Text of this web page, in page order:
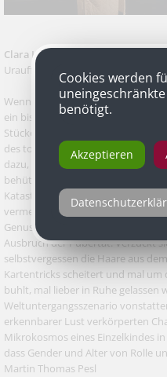
Clara Liepsch
Uraufführung, Schauspielhaus Wien
Wenn am Theater Erwachsene
ein bisschen peinlich:
Stückentwicklung „SHTF“ (kurz
des totalen Chaos) des britischen
dazu, dass dem elfjährigen
behütet aufwachsen und von den
Katastrophen nichts mitkriegen.
vermeintlich undankbaren
Genuss. Vor uns steht, ohne
Ausbruch der Pubertät. Verzückt
selbstvergessen die Haare aus
Kartentricks scheitert und mal um
buhlt, mal lieber in Ruhe gelassen
Weltuntergangsszenario
erkennbarer Lust verkörperten
Mikrokosmos eines Einzelkindes
dass Gender und Alter von Rolle
Martin Thomas Pesl
Cookies werden
benötigt.
Akzeptieren